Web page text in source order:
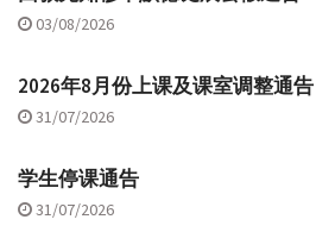
03/08/2026
2026年8月份上课及课室调整通告
31/07/2026
学生停课通告
31/07/2026